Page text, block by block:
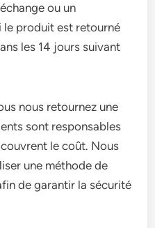
ou un
le produit est retourné
les 14 jours suivant
nous retournez une
sont responsables
le coût. Nous
une méthode de
de garantir la sécurité